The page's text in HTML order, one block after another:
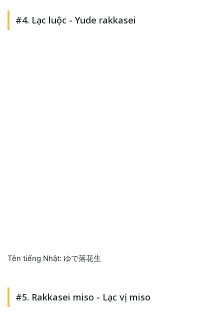
#4. Lạc luộc - Yude rakkasei
Tên tiếng Nhật: ゆで落花生
#5. Rakkasei miso - Lạc vị miso